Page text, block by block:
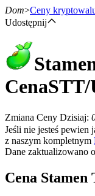
Kontrakty terminowe
Kontrakty
Dom>Ceny
Udostępnij
CenaSTT/
Zmiana Ceny Dzisiaj:
Jeśli nie jesteś pewien
z naszym kompletnym
Dane zaktualizowano
Cena